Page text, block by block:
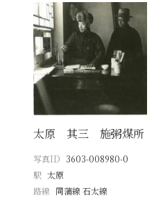
太原 其三 施粥煤所
写真ID 3603-008980-0
駅 太原
路線 同蒲線 石太線